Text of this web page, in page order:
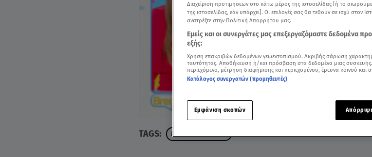
TAGS: ΜΑΡΙΑ ΙΩΑΝΝΙΔΟΥ
Διαχείριση προτιμήσεων στο κάτω μέρος της ιστοσελίδας [ή το
της ιστοσελίδας, εάν υπάρχει]. Οι επιλογές σας θα τεθούν σε ισχύ στον
ανατρέξτε στην Πολιτική Απορρήτου μας.
Εμείς και οι συνεργάτες μας επεξεργαζόμαστε δεδομένα
εξής:
Χρήση επακριβών δεδομένων γεωεντοπισμού. Ακριβής σάρωση
ταυτότητας. Αποθήκευση ή/και πρόσβαση στα δεδομένα μιας συσκευής.
περιεχόμενο, μέτρηση διαφήμισης και περιεχομένου, έρευνα κοινού και
Κατάλογος συνεργατών (προμηθευτές)
Εμφάνιση σκοπών